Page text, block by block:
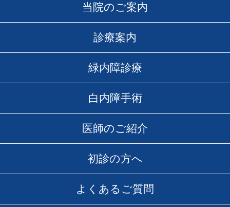
当院のご案内
診療案内
緑内障診療
白内障手術
医師のご紹介
初診の方へ
よくあるご質問